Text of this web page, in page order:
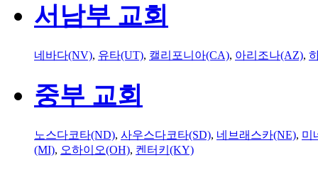
서남부 교회
네바다(NV), 유타(UT), 캘리포니아(CA), 아리조나(AZ),
중부 교회
노스다코타(ND), 사우스다코타(SD), 네브래스카(NE), 미
(MI), 오하이오(OH), 켄터키(KY)